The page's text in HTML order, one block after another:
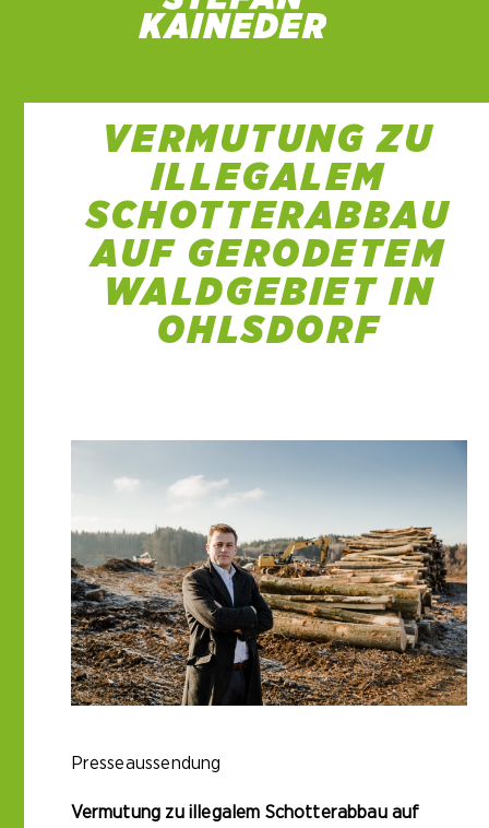
VERMUTUNG ZU
ILLEGALEM
SCHOTTERABBAU
AUF GERODETEM
WALDGEBIET IN
OHLSDORF
Presseaussendung
Vermutung zu illegalem Schotterabbau auf